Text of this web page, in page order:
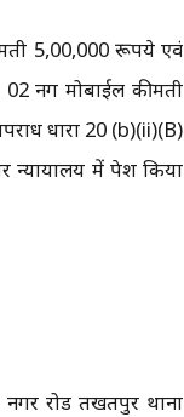
5,00,000 रूपये एवं
नग मोबाईल कीमती
धारा 20 (b)(ii)(B)
न्यायालय में पेश किया
नगर रोड तखतपुर थाना